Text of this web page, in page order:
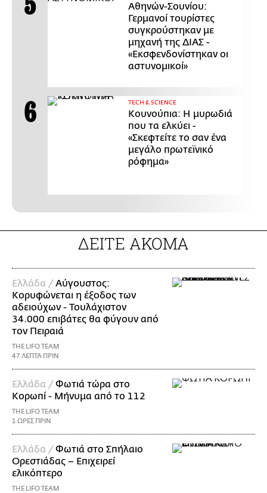
Αθηνών-Σουνίου:
Γερμανοί τουρίστες
συγκρούστηκαν με
μηχανή της ΔΙΑΣ -
«Εκσφενδονίστηκαν οι
αστυνομικοί»
ΤECH & SCIENCE
Κουνούπια: Η μυρωδιά
που τα ελκύει -
«Σκεφτείτε το σαν ένα
μεγάλο πρωτεϊνικό
ρόφημα»
ΔΕΙΤΕ ΑΚΟΜΑ
Ελλάδα /Αύγουστος:
Κορυφώνεται η έξοδος των
αδειούχων - Τουλάχιστον
34.000 επιβάτες θα φύγουν από
τον Πειραιά
THE LIFO TEAM
47 ΛΕΠΤΑ ΠΡΙΝ
Ελλάδα /Φωτιά τώρα στο
Κορωπί - Μήνυμα από το 112
THE LIFO TEAM
1 ΩΡΕΣ ΠΡΙΝ
Ελλάδα /Φωτιά στο Σπήλαιο
Ορεστιάδας – Επιχειρεί
ελικόπτερο
THE LIFO TEAM